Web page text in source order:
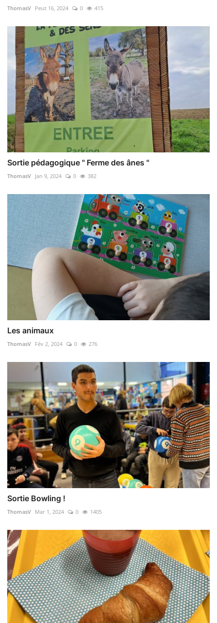
ThomasV Peut 16, 2024 0 415
Sortie pédagogique " Ferme des ânes "
ThomasV Jan 9, 2024 0 382
Les animaux
ThomasV Fév 2, 2024 0 276
Sortie Bowling !
ThomasV Mar 1, 2024 0 1405